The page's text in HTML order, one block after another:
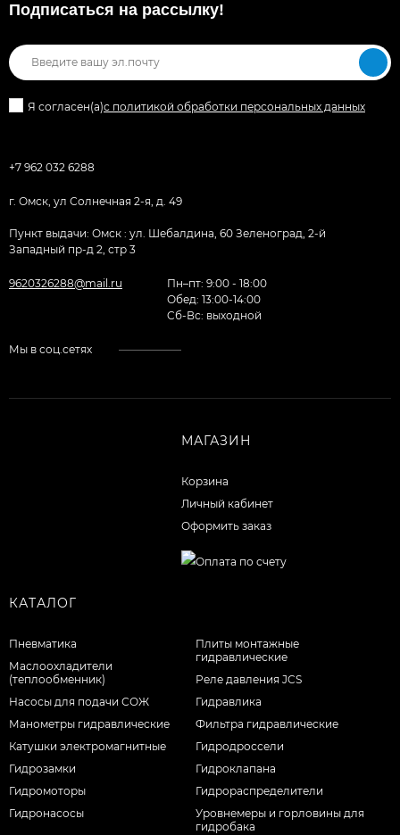
Подписаться на рассылкy!
Я согласен(a)с политикой обработки персональных данных
+7 962 032 6288
г. Омск, ул Солнечная 2-я, д. 49
Пункт выдачи: Омск : ул. Шебалдина, 60 Зеленоград, 2-й
Западный пр-д 2, стр 3
9620326288@mail.ru
Пн–пт: 9:00 - 18:00
Обед: 13:00-14:00
Cб-Вс: выходной
Мы в соц.сетях
МАГАЗИН
Корзина
Личный кабинет
Оформить заказ
КАТАЛОГ
Пневматика
Маслоохладители
(теплообменник)
Насосы для подачи СОЖ
Манометры гидравлические
Катушки электромагнитные
Гидрозамки
Гидромоторы
Гидронасосы
Плиты монтажные
гидравлические
Реле давления JCS
Гидравлика
Фильтра гидравлические
Гидродроссели
Гидроклапана
Гидрораспределители
Уровнемеры и горловины для
гидробака